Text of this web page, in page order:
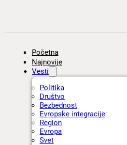
Početna
Najnovije
Vesti
Politika
Društvo
Bezbednost
Evropske integracije
Region
Evropa
Svet